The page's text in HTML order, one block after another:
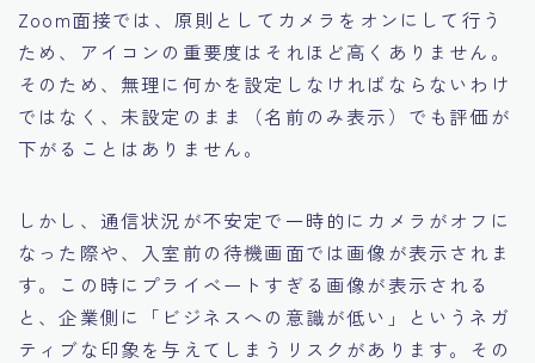
Zoom面接では、原則としてカメラをオンにして行う
ため、アイコンの重要度はそれほど高くありません。
そのため、無理に何かを設定しなければならないわけ
ではなく、未設定のまま（名前のみ表示）でも評価が
下がることはありません。
しかし、通信状況が不安定で一時的にカメラがオフに
なった際や、入室前の待機画面では画像が表示されま
す。この時にプライベートすぎる画像が表示される
と、企業側に「ビジネスへの意識が低い」というネガ
ティブな印象を与えてしまうリスクがあります。その